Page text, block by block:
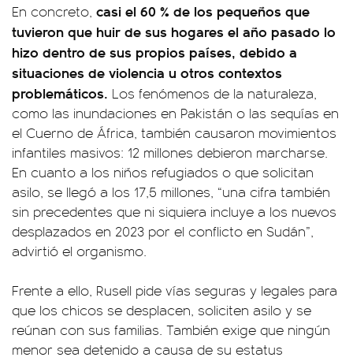
En concreto, casi el 60 % de los pequeños que
tuvieron que huir de sus hogares el año pasado lo
hizo dentro de sus propios países, debido a
situaciones de violencia u otros contextos
problemáticos. Los fenómenos de la naturaleza,
como las inundaciones en Pakistán o las sequías en
el Cuerno de África, también causaron movimientos
infantiles masivos: 12 millones debieron marcharse.
En cuanto a los niños refugiados o que solicitan
asilo, se llegó a los 17,5 millones, “una cifra también
sin precedentes que ni siquiera incluye a los nuevos
desplazados en 2023 por el conflicto en Sudán”,
advirtió el organismo.
Frente a ello, Rusell pide vías seguras y legales para
que los chicos se desplacen, soliciten asilo y se
reúnan con sus familias. También exige que ningún
menor sea detenido a causa de su estatus